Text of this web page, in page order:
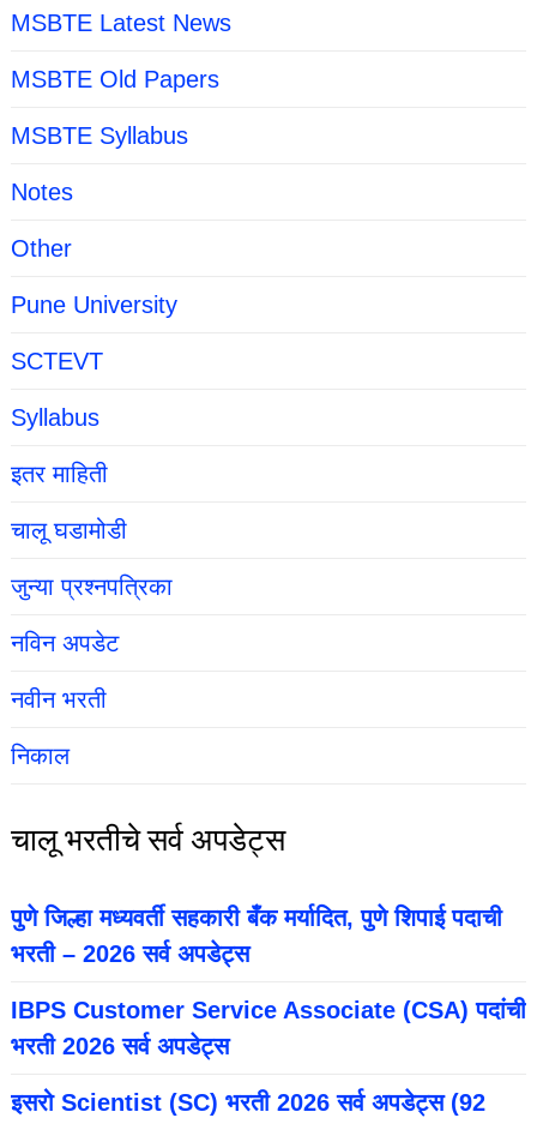
MSBTE Latest News
MSBTE Old Papers
MSBTE Syllabus
Notes
Other
Pune University
SCTEVT
Syllabus
इतर माहिती
चालू घडामोडी
जुन्या प्रश्नपत्रिका
नविन अपडेट
नवीन भरती
निकाल
चालू भरतीचे सर्व अपडेट्स
पुणे जिल्हा मध्यवर्ती सहकारी बँक मर्यादित, पुणे शिपाई पदाची
भरती – 2026 सर्व अपडेट्स
IBPS Customer Service Associate (CSA) पदांची
भरती 2026 सर्व अपडेट्स
इसरो Scientist (SC) भरती 2026 सर्व अपडेट्स (92